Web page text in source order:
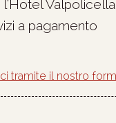
a pagamento
tramite il nostro form